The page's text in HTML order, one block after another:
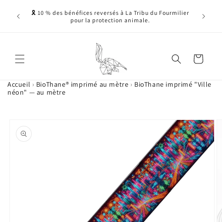
Ignorer et passer
au contenu
-
🎗️ 10 % des bénéfices reversés à La Tribu du Fourmilier
pour la protection animale.
Panier
Accueil › BioThane® imprimé au mètre › BioThane imprimé "Ville
néon" — au mètre
informations
produits